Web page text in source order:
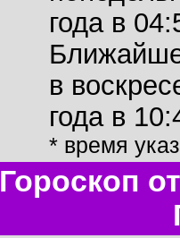
года в
в
года в
* время
Гороскоп